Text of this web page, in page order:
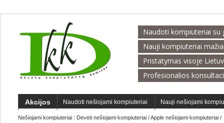
Naudoti kompiuteriai su
Nauji kompiuteriai
Pristatymas visoje
Profesionalios
Akcijos Naudoti nešiojami kompiuteriai Nauji nešiojami
Nešiojami kompiuteriai : Dėvėti nešiojami kompiuteriai /Apple nešiojami kompiuteriai /